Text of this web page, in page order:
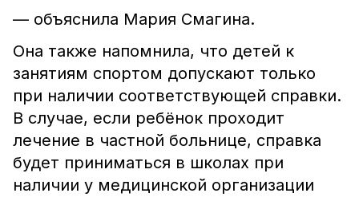
— объяснила Мария Смагина.
Она также напомнила, что детей к
занятиям спортом допускают только
при наличии соответствующей справки.
В случае, если ребёнок проходит
лечение в частной больнице, справка
будет приниматься в школах при
наличии у медицинской организации